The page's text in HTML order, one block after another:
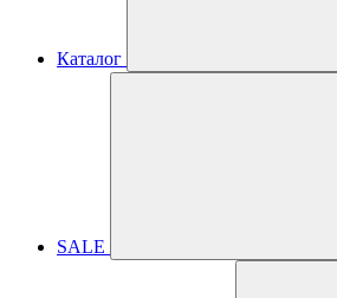
Каталог
SALE